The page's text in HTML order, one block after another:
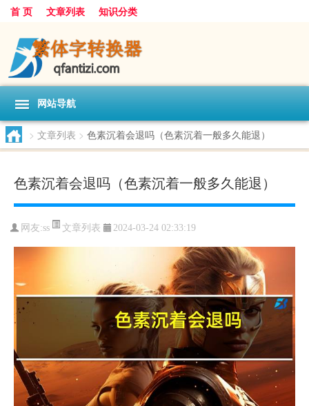
首 页 文章列表 知识分类
网站导航
> 文章列表 > 色素沉着会退吗（色素沉着一般多久能退）
色素沉着会退吗（色素沉着一般多久能退）
网友:ss 文章列表 2024-03-24 02:33:19